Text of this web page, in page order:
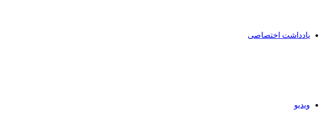
یادداشت اختصاصی
ویدیو